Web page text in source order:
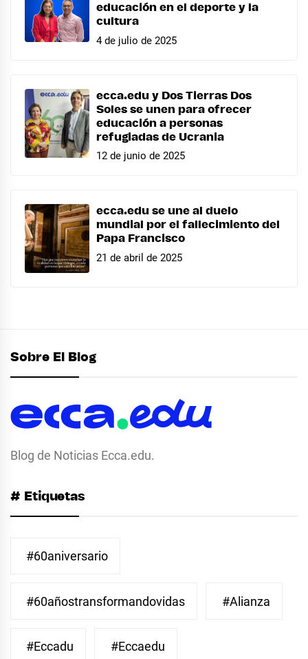
educación en el deporte y la
cultura
4 de julio de 2025
ecca.edu y Dos Tierras Dos
Soles se unen para ofrecer
educación a personas
refugiadas de Ucrania
12 de junio de 2025
ecca.edu se une al duelo
mundial por el fallecimiento del
Papa Francisco
21 de abril de 2025
Sobre El Blog
Blog de Noticias Ecca.edu.
# Etiquetas
#60aniversario
#60añostransformandovidas #Alianza
#eccadu #eccaedu